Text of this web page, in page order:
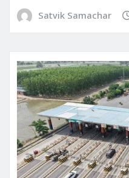
Satvik Samachar